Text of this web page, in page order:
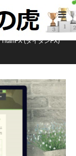
TitanFX (タイタンFX)